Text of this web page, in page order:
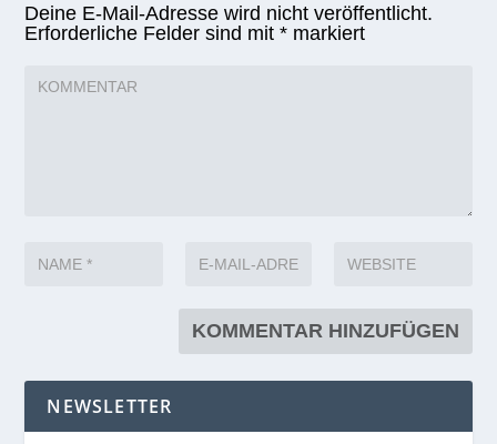
Deine E-Mail-Adresse wird nicht veröffentlicht.
Erforderliche Felder sind mit* markiert
NEWSLETTER